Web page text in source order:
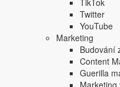
TikTok
Twitter
YouTube
Marketing
Budování
Content
Guerilla
Marketing